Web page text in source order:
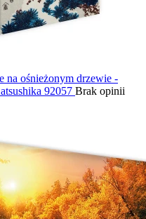
na ośnieżonym drzewie -
92057 Brak opinii